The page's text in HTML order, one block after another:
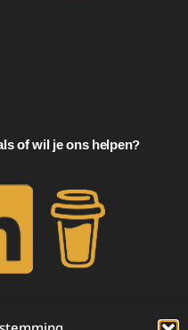
of wil je ons helpen?